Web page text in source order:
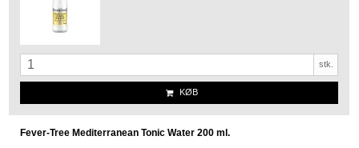
stk.
KØB
Fever-Tree Mediterranean Tonic Water 200 ml.